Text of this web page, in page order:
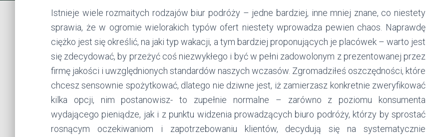
Istnieje wiele rozmaitych rodzajów biur podróży – jedne bardziej, inne mniej znane, co niestety
sprawia, że w ogromie wielorakich typów ofert niestety wprowadza pewien chaos. Naprawdę
ciężko jest się określić, na jaki typ wakacji, a tym bardziej proponujących je placówek – warto jest
się zdecydować, by przeżyć coś niezwykłego i być w pełni zadowolonym z prezentowanej przez
firmę jakości i uwzględnionych standardów naszych wczasów. Zgromadziłeś oszczędności, które
chcesz sensownie spożytkować, dlatego nie dziwne jest, iż zamierzasz konkretnie zweryfikować
kilka opcji, nim postanowisz- to zupełnie normalne – zarówno z poziomu konsumenta
wydającego pieniądze, jak i z punktu widzenia prowadzących biuro podróży, którzy by sprostać
rosnącym oczekiwaniom i zapotrzebowaniu klientów, decydują się na systematycznie